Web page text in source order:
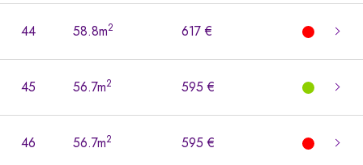
44 58.8m2 617 €
45 56.7m2 595 €
46 56.7m2 595 €